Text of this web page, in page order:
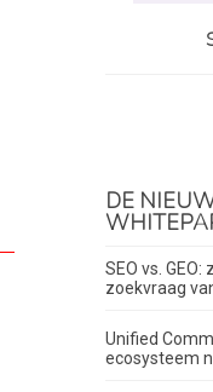
DE
SEO vs.
zoekvraag
Unified
ecosysteem